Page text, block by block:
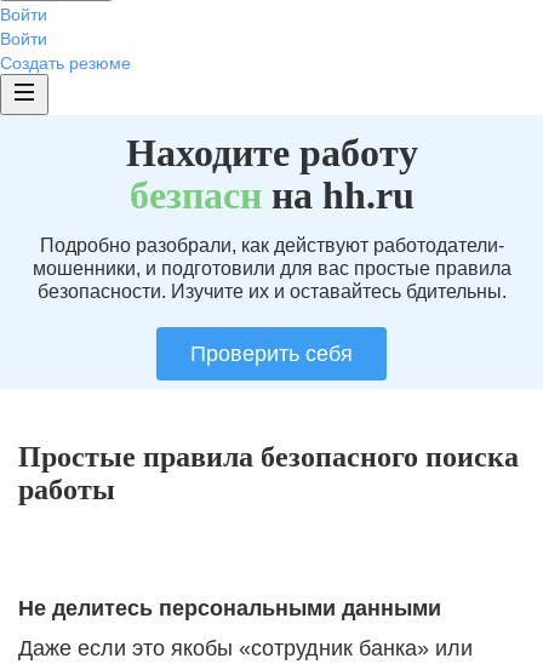
Войти
Войти
Создать резюме
Находите работу
безпаснна hh.ru
Подробно разобрали, как действуют работодатели-
мошенники, и подготовили для вас простые правила
безопасности. Изучите их и оставайтесь бдительны.
Проверить себя
Простые правила безопасного поиска
работы
Не делитесь персональными данными
Даже если это якобы «сотрудник банка» или